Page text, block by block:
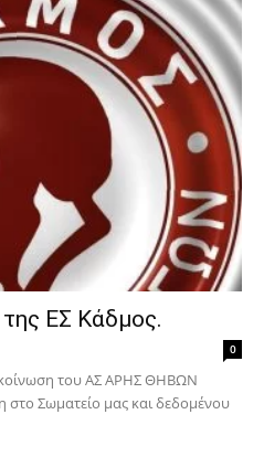
ΕΣ Κάδμος.
0
του ΑΣ ΑΡΗΣ ΘΗΒΩΝ
στο Σωματείο μας και δεδομένου